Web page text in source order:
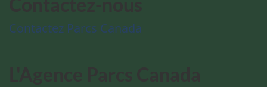
Contactez Parcs Canada